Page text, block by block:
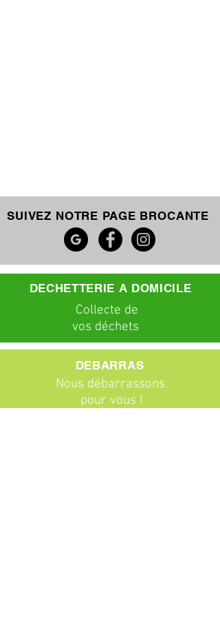
SUIVEZ NOTRE PAGE BROCANTE
DECHETTERIE A DOMICILE
Collecte de
vos déchets
DEBARRAS
Nous débarrassons
pour vous !